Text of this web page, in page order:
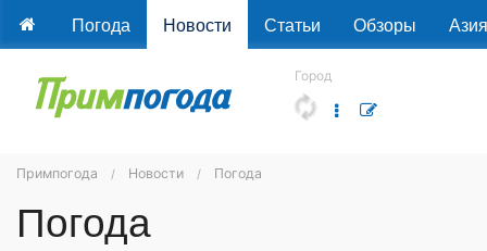
Погода Новости Статьи Обзоры Азия
Город
Примпогода Новости Погода
Погода